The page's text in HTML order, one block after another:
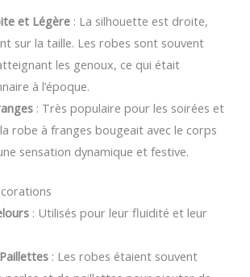
et Légère: La silhouette est droite,
sur la taille. Les robes sont souvent
les genoux, ce qui était
à l’époque.
: Très populaire pour les soirées et
robe à franges bougeait avec le corps
sensation dynamique et festive.
: Utilisés pour leur fluidité et leur
: Les robes étaient souvent